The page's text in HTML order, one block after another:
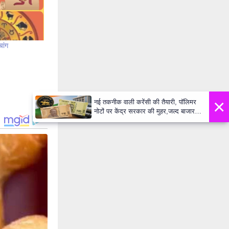
×
नई तकनीक वाली करेंसी की तैयारी, पॉलिमर
नोटों पर केंद्र सरकार की मुहर,जल्द बाजार में
दिखेंगे प्लास्टिक के ₹10 और ₹20 के नोट -